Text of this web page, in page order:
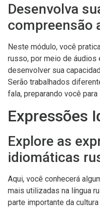
Desenvolva
compreensão
Neste módulo, você
russo, por meio de
desenvolver sua
Serão trabalhados
fala, preparando você
Expressões
Explore as
idiomáticas
Aqui, você conhecerá
mais utilizadas na língua
parte importante da